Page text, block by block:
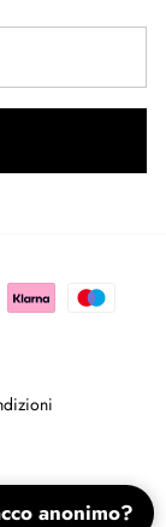
anonimo?